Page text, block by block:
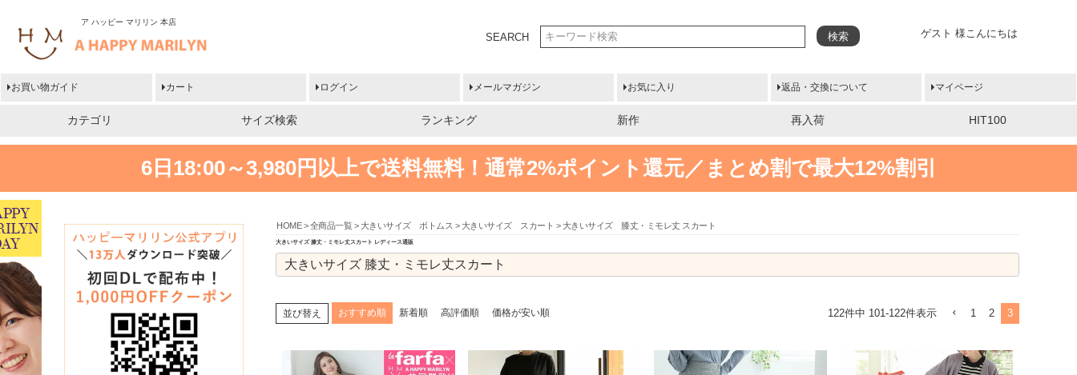
ア ハッピー マリリン 本店
ゲスト 様こんにちは
SEARCH 検索
お買い物ガイド カート ログイン メールマガジン お気に入り 返品・交換について マイページ
カテゴリ サイズ検索 ランキング 新作 再入荷 HIT100
6日18:00～3,980円以上で送料無料！ 通常2%ポイント還元／まとめ割で最大12%割引
HOME 全商品一覧 大きいサイズ ボトムス 大きいサイズ スカート 大きいサイズ 膝丈・ミモレ丈 スカート
大きいサイズ 膝丈・ミモレ丈スカート レディース通販
大きいサイズ 膝丈・ミモレ丈スカート
並び替え おすすめ順 新着順 高評価順 価格が安い順 122件中 101-122件表示 1 2 3